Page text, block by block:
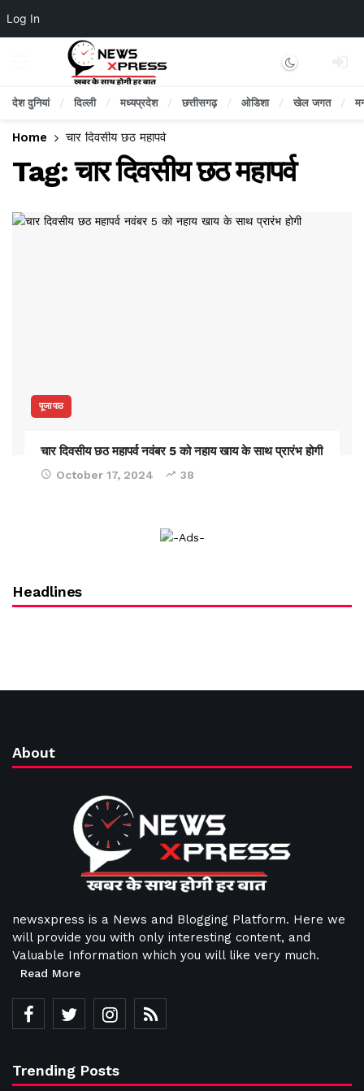
Log In
Dark mode
देश दुनियां दिल्ली मध्यप्रदेश छत्तीसगढ़ ओडिशा खेल जगत
Home चार दिवसीय छठ महापर्व
Tag:चार दिवसीय छठ महापर्व
पूजा पाठ
चार दिवसीय छठ महापर्व नवंबर 5 को नहाय खाय के साथ प्रारंभ होगी
October 17, 2024 38
Headlines
About
newsxpress is a News and Blogging Platform. Here we
will provide you with only interesting content, and
Valuable Information which you will like very much.
Read More
Trending Posts